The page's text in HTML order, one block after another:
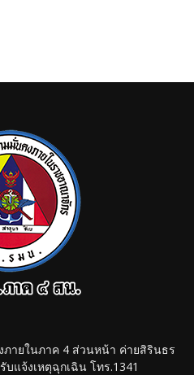
ภายในภาค 4 ส่วนหน้า ค่ายสิรินธร
แจ้งเหตุฉุกเฉิน โทร.1341